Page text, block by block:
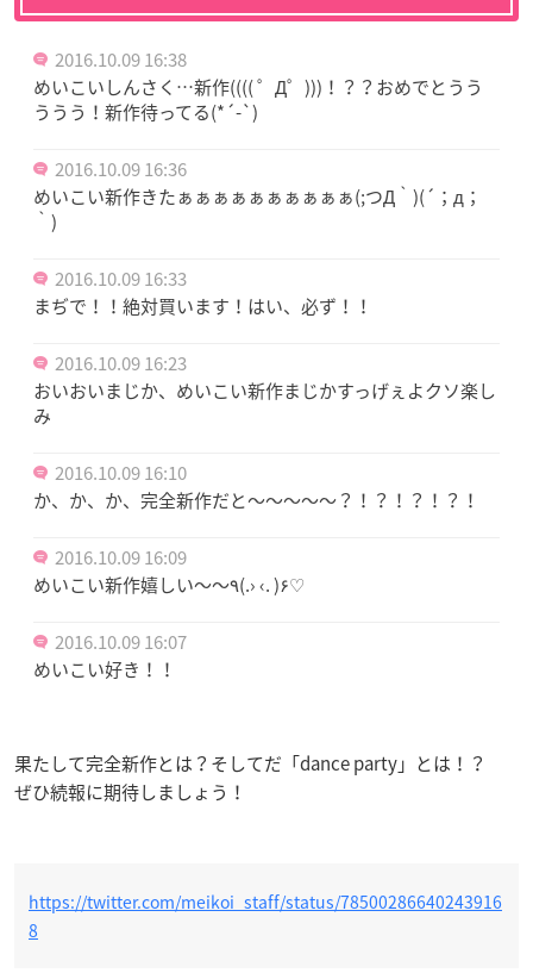
2016.10.09 16:38
めいこいしんさく…新作(((( ゜Д゜)))！？？おめでとうう
ううう！新作待ってる(*´-`)
2016.10.09 16:36
めいこい新作きたぁぁぁぁぁぁぁぁぁぁ(;つД｀)(´；д；
｀)
2016.10.09 16:33
まぢで！！絶対買います！はい、必ず！！
2016.10.09 16:23
おいおいまじか、めいこい新作まじかすっげぇよクソ楽し
み
2016.10.09 16:10
か、か、か、完全新作だと〜〜〜〜〜？！？！？！？！
2016.10.09 16:09
めいこい新作嬉しい〜〜٩(.› ‹. )۶♡
2016.10.09 16:07
めいこい好き！！
果たして完全新作とは？そしてだ「dance party」とは！？
ぜひ続報に期待しましょう！
https://twitter.com/meikoi_staff/status/78500286640243916
8